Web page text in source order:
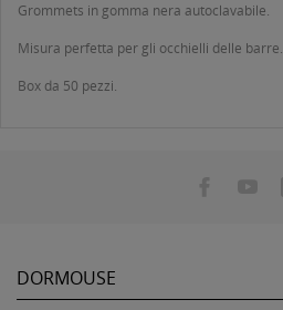
Grommets in gomma nera autoclavabile.
Misura perfetta per gli occhielli delle barre.
Box da 50 pezzi.
DORMOUSE